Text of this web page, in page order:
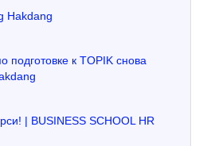
Hakdang
подготовке к TOPIK снова
| BUSINESS SCHOOL HR